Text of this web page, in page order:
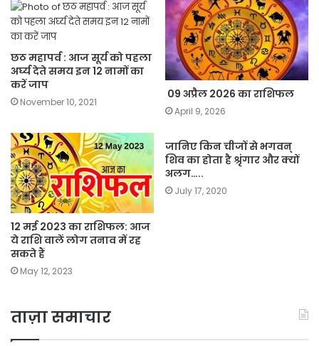
छठ महापर्व : आज सूर्य को पहला
अर्घ्य देते समय इन 12 नामों का
करें जाप
November 10, 2021
09 अप्रैल 2026 का राशिफल
April 9, 2026
12 मई 2023 का राशिफल: आज
ये राशि वालें लोग तनाव में रह
सकते हैं
May 12, 2023
जानिए किन चीजों से भगवन्
शिव का होता है श्रृंगार और क्यों
अलग…..
July 17, 2020
ताज़ा समाचार